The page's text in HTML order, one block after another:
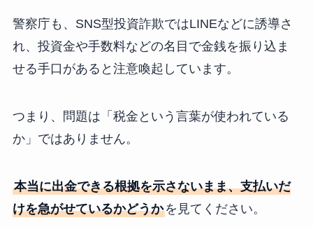
警察庁も、SNS型投資詐欺ではLINEなどに誘導さ
れ、投資金や手数料などの名目で金銭を振り込ま
せる手口があると注意喚起しています。
つまり、問題は「税金という言葉が使われている
か」ではありません。
本当に出金できる根拠を示さないまま、支払いだ
けを急がせているかどうかを見てください。